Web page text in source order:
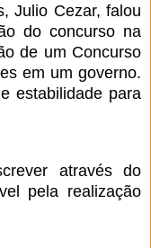
Julio Cezar, falou
do concurso na
de um Concurso
em um governo.
estabilidade para
através do
pela realização